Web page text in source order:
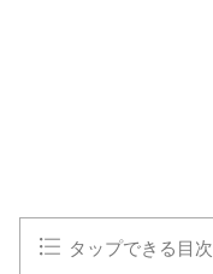
タップできる目次